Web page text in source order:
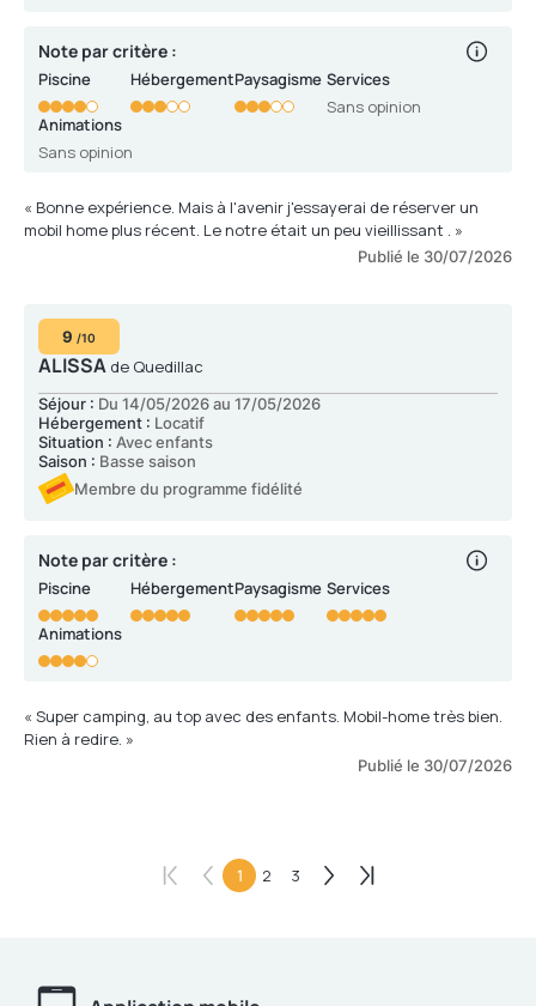
Note par critère :
Piscine Hébergement Paysagisme
Services
Sans opinion
Animations
Sans opinion
« Bonne expérience. Mais à l'avenir j'essayerai de réserver un
mobil home plus récent. Le notre était un peu vieillissant . »
Publié le 30/07/2026
9 /10
ALISSA de Quedillac
Séjour : Du 14/05/2026 au 17/05/2026
Hébergement : Locatif
Situation : Avec enfants
Saison : Basse saison
Membre du programme fidélité
Note par critère :
Piscine Hébergement Paysagisme Services
Animations
« Super camping, au top avec des enfants. Mobil-home très bien.
Rien à redire. »
Publié le 30/07/2026
1 2 3